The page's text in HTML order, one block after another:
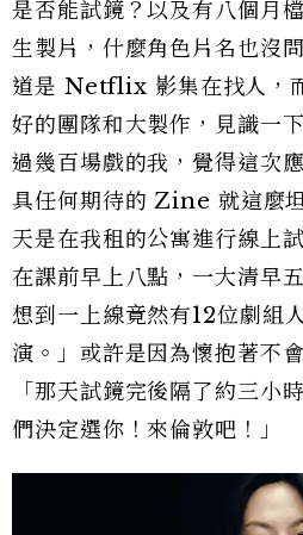
是否能試鏡？以及有八個月
生製片，什麼角色片名也沒
道是 Netflix 影集在找人，
好的團隊和大製作，見識一
過幾百場戲的我，覺得這次
具任何期待的 Zine 就這麼
天是在我租的公寓進行線上
在課前早上八點，一大清早
想到一上線竟然有12位劇組
演。」或許是因為懷抱著不
「那天試鏡完後隔了約三小
們決定選你！來倫敦吧！」